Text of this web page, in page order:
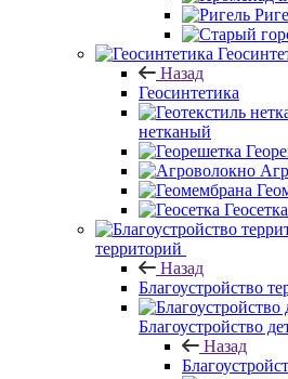
Назад
Геосинтетика
нетканый
Геосетка
территорий
Назад
Благоустройство
Благоустройство
Назад